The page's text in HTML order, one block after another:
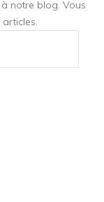
notre blog. Vous